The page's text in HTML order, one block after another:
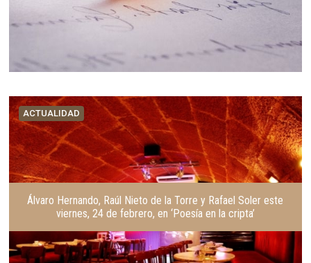
ACTUALIDAD
Álvaro Hernando, Raúl Nieto de la Torre y Rafael Soler este
viernes, 24 de febrero, en ‘Poesía en la cripta’